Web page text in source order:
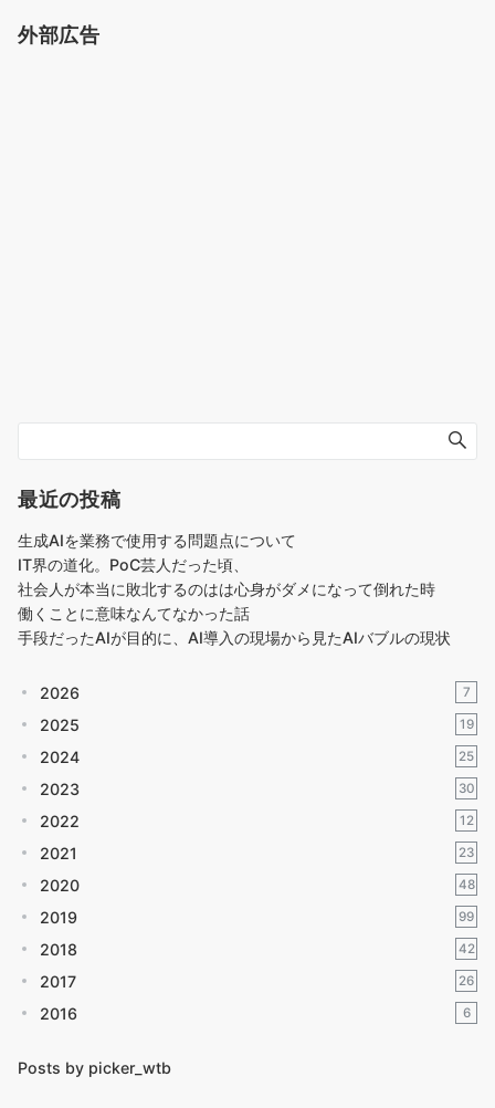
外部広告
最近の投稿
生成AIを業務で使用する問題点について
IT界の道化。PoC芸人だった頃、
社会人が本当に敗北するのはは心身がダメになって倒れた時
働くことに意味なんてなかった話
手段だったAIが目的に、AI導入の現場から見たAIバブルの現状
2026 7
2025 19
2024 25
2023 30
2022 12
2021 23
2020 48
2019 99
2018 42
2017 26
2016 6
Posts by picker_wtb